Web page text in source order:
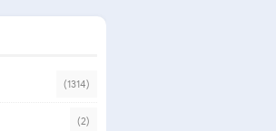
(1314)
(2)